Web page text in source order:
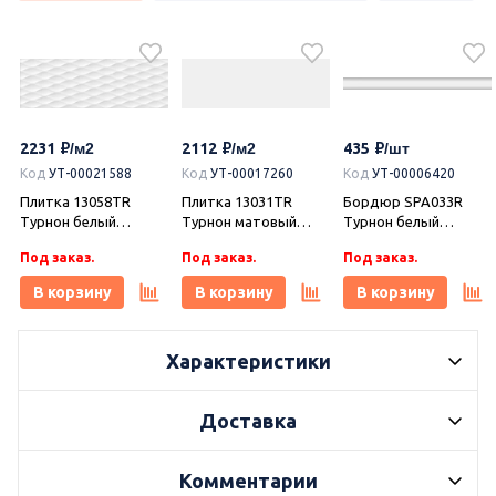
2231
Код УТ-00021588
Плитка 13058TR
Турнон белый
обрезной
30x89,5x1,05, Kerama
Marazzi (Керама
Под заказ.
В корзину
2112
Код УТ-00017260
Плитка 13031TR
Турнон матовый
30x89,5x0,9, Kerama
Marazzi (Керама
Марацци)
Под заказ.
В корзину
435
Код УТ-00006420
Бордюр SPA033R
Турнон белый
30x2,5x1,9, Kerama
Marazzi (Керама
Марацци)
Под заказ.
В корзину
Характеристики
Доставка
Комментарии